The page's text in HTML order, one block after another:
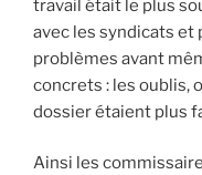
travail était le plus
avec les syndicats
problèmes avant
concrets : les oublis,
dossier étaient plus
Ainsi les